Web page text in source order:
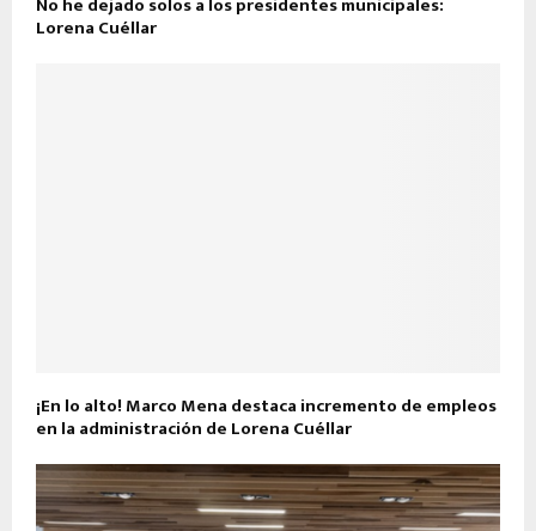
Lorena Cuéllar
¡En lo alto! Marco Mena destaca incremento de empleos
en la administración de Lorena Cuéllar